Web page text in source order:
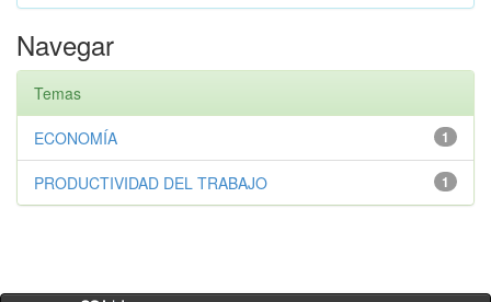
Navegar
Temas
1
ECONOMÍA
1
PRODUCTIVIDAD DEL TRABAJO